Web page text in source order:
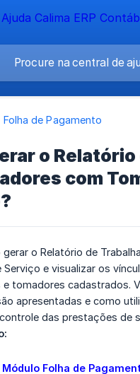
Folha de Pagamento
o Relatório
com
o Relatório de
Serviço e visualizar os
tomadores cadastrados.
apresentadas e como
das prestações de
Módulo Folha de